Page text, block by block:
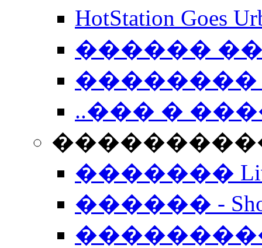
HotStation
������
��������
..��� �
����������
�������
������ -